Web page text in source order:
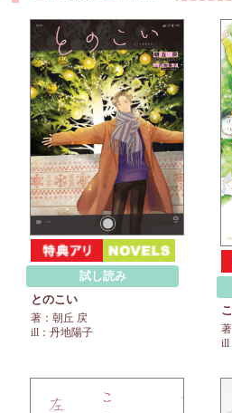
試し読み
とのこい
著：朝丘 戻
ill：丹地陽子
ill